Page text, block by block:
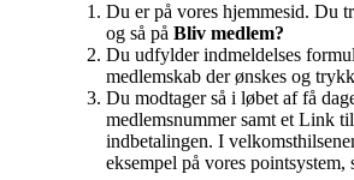
Du er på vores hjemmesid. Du
og så på Bliv medlem?
Du udfylder indmeldelses
medlemskab der ønskes og
Du modtager så i løbet af få
medlemsnummer samt et Link
indbetalingen. I
eksempel på vores pointsystem,